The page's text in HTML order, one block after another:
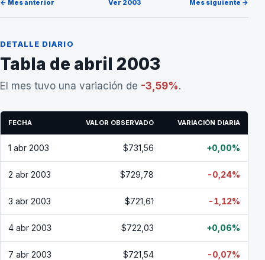
← Mes anterior Ver 2003 Mes siguiente →
DETALLE DIARIO
Tabla de abril 2003
El mes tuvo una variación de -3,59%.
FECHA VALOR OBSERVADO VARIACIÓN DIARIA
1 abr 2003 $731,56 +0,00%
2 abr 2003 $729,78 -0,24%
3 abr 2003 $721,61 -1,12%
4 abr 2003 $722,03 +0,06%
7 abr 2003 $721,54 -0,07%